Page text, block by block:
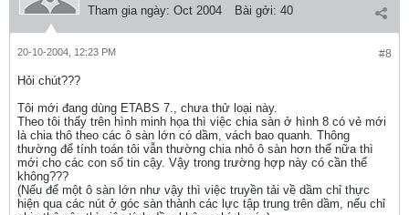
Tham gia ngày: Oct 2004 Bài gởi: 40
#8
20-10-2004, 12:23 PM
Hỏi chút???
Tôi mới đang dùng ETABS 7., chưa thử loại này.
Theo tôi thấy trên hình minh họa thì việc chia sàn ở hình 8 có vẻ mới
là chia thô theo các ô sàn lớn có dầm, vách bao quanh. Thông
thường để tính toán tôi vẫn thường chia nhỏ ô sàn hơn thế nữa thì
mới cho các con số tin cậy. Vậy trong trường hợp này có cần thế
không???
(Nếu để một ô sàn lớn như vậy thì việc truyền tải về dầm chỉ thực
hiện qua các nút ở góc sàn thành các lực tập trung trên dầm, nếu chỉ